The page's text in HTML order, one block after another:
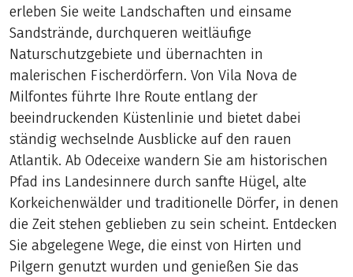
erleben Sie weite Landschaften und einsame
Sandstrände, durchqueren weitläufige
Naturschutzgebiete und übernachten in
malerischen Fischerdörfern. Von Vila Nova de
Milfontes führte Ihre Route entlang der
beeindruckenden Küstenlinie und bietet dabei
ständig wechselnde Ausblicke auf den rauen
Atlantik. Ab Odeceixe wandern Sie am historischen
Pfad ins Landesinnere durch sanfte Hügel, alte
Korkeichenwälder und traditionelle Dörfer, in denen
die Zeit stehen geblieben zu sein scheint. Entdecken
Sie abgelegene Wege, die einst von Hirten und
Pilgern genutzt wurden und genießen Sie das